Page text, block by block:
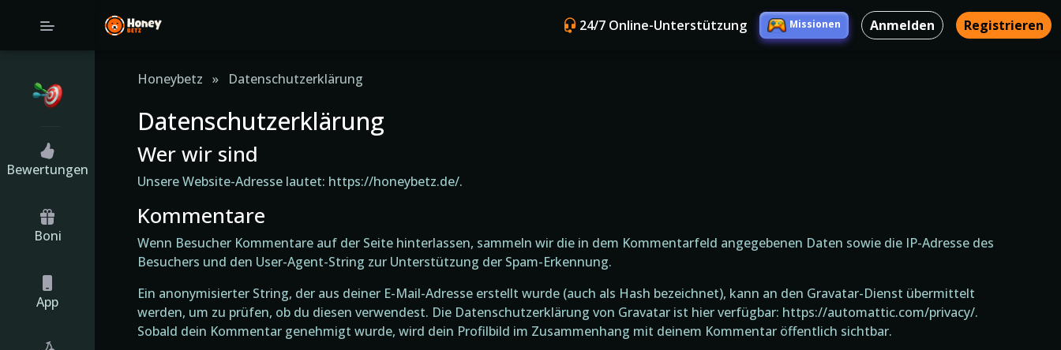
Bewertungen
Boni
App
24/7 Online-Unterstützung Missionen Anmelden Registrieren
Honeybetz » Datenschutzerklärung
Datenschutzerklärung
Wer wir sind
Unsere Website-Adresse lautet: https://honeybetz.de/.
Kommentare
Wenn Besucher Kommentare auf der Seite hinterlassen, sammeln wir die in dem Kommentarfeld angegebenen Daten sowie die IP-Adresse des
Besuchers und den User-Agent-String zur Unterstützung der Spam-Erkennung.
Ein anonymisierter String, der aus deiner E-Mail-Adresse erstellt wurde (auch als Hash bezeichnet), kann an den Gravatar-Dienst übermittelt
werden, um zu prüfen, ob du diesen verwendest. Die Datenschutzerklärung von Gravatar ist hier verfügbar: https://automattic.com/privacy/.
Sobald dein Kommentar genehmigt wurde, wird dein Profilbild im Zusammenhang mit deinem Kommentar öffentlich sichtbar.